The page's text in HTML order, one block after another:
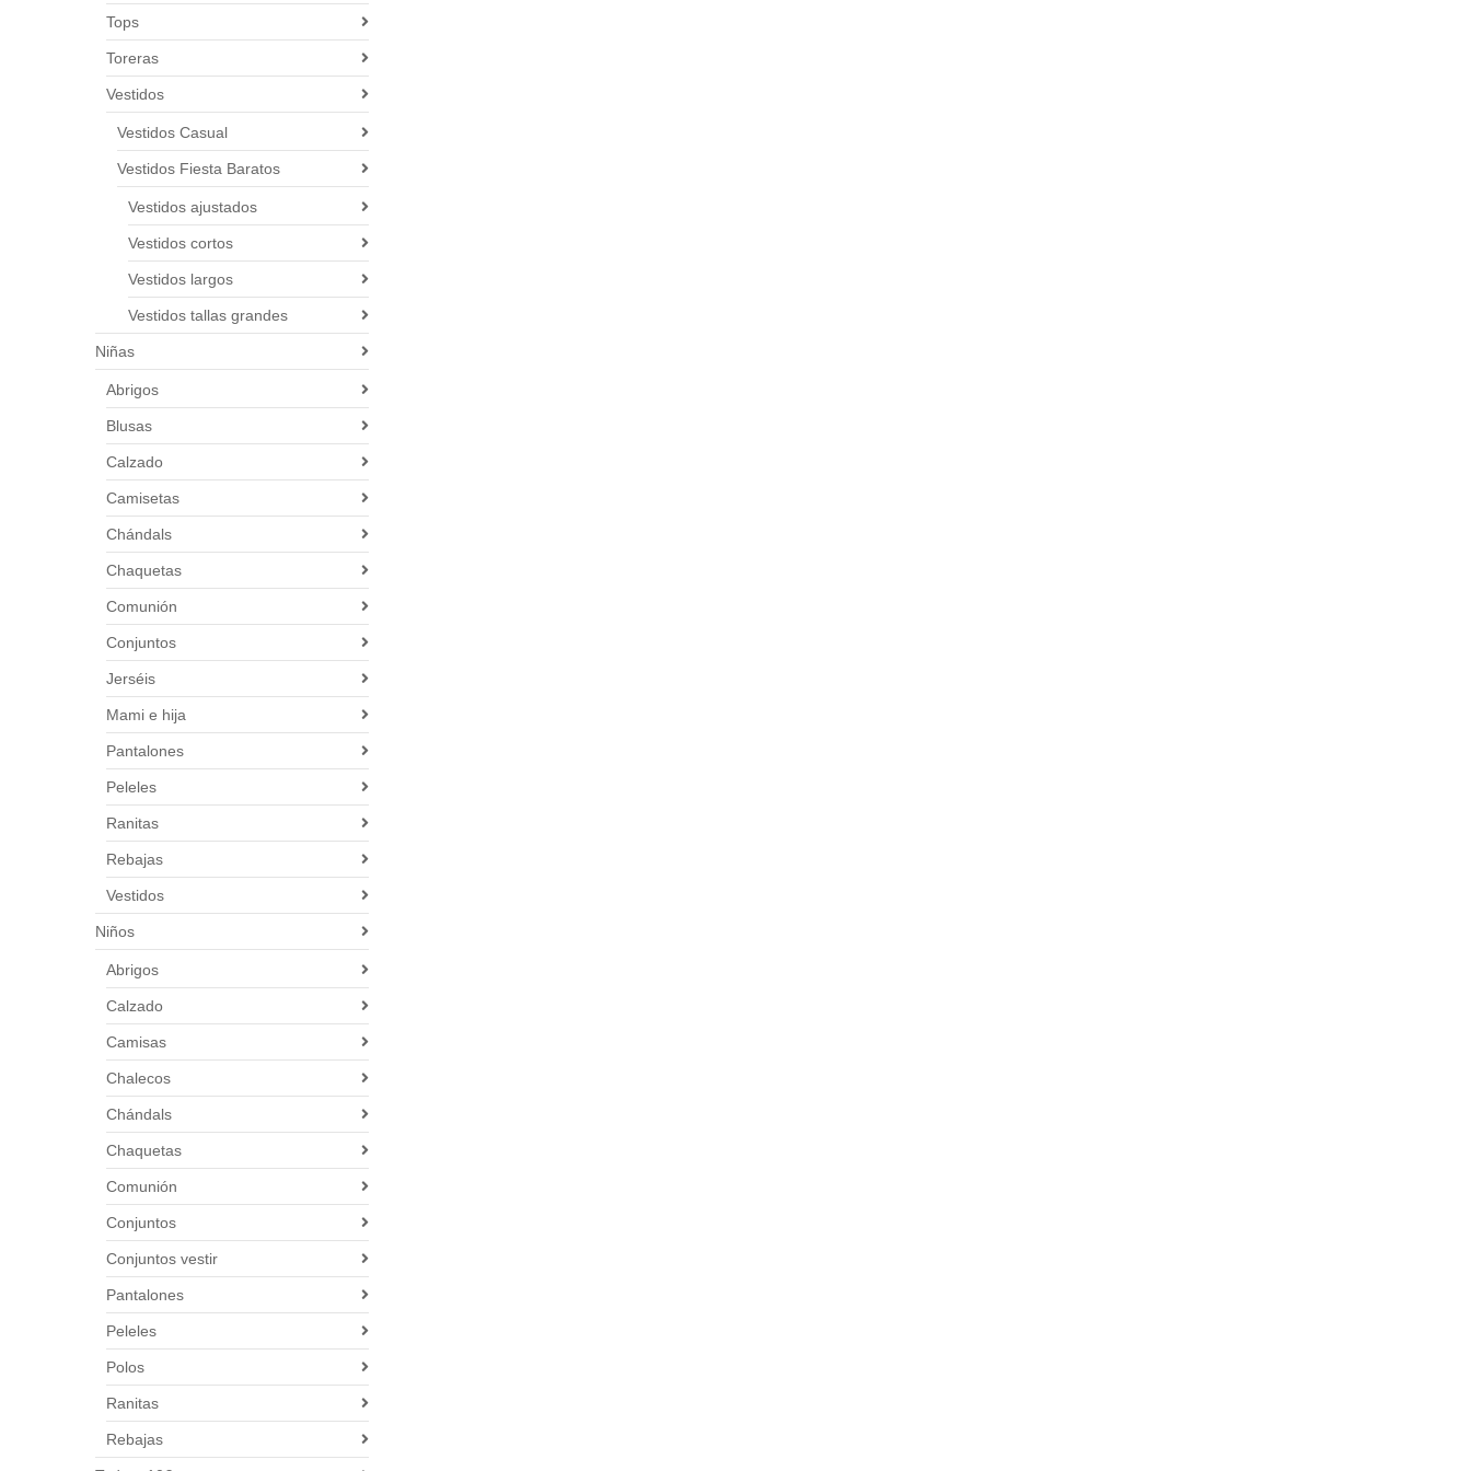
Tops
Toreras
Vestidos
Vestidos Casual
Vestidos Fiesta Baratos
Vestidos ajustados
Vestidos cortos
Vestidos largos
Vestidos tallas grandes
Niñas
Abrigos
Blusas
Calzado
Camisetas
Chándals
Chaquetas
Comunión
Conjuntos
Jerséis
Mami e hija
Pantalones
Peleles
Ranitas
Rebajas
Vestidos
Niños
Abrigos
Calzado
Camisas
Chalecos
Chándals
Chaquetas
Comunión
Conjuntos
Conjuntos vestir
Pantalones
Peleles
Polos
Ranitas
Rebajas